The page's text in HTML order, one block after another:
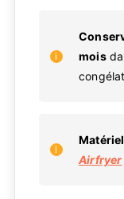
mois
Matériel
Airfryer